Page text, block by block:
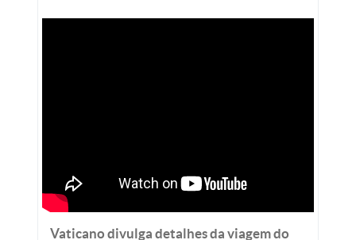
Vaticano divulga detalhes da viagem do